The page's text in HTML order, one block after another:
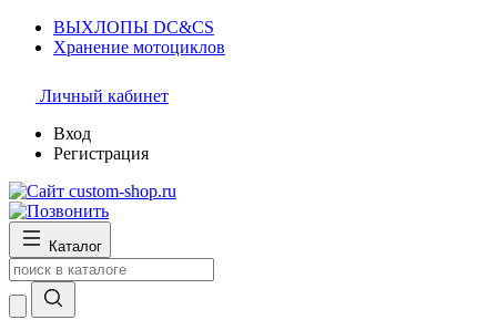
ВЫХЛОПЫ DC&CS
Хранение мотоциклов
Личный кабинет
Вход
Регистрация
Каталог